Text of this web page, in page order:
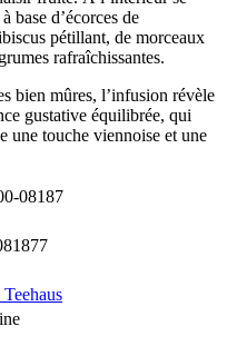
base d’écorces de
pétillant, de morceaux
rafraîchissantes.
bien mûres, l’infusion révèle
gustative équilibrée, qui
une touche viennoise et une
08187